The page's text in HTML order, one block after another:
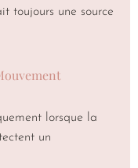
toujours une source
lorsque la
un